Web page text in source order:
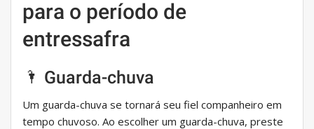
para o período de
entressafra
🌂 Guarda-chuva
Um guarda-chuva se tornará seu fiel companheiro em
tempo chuvoso. Ao escolher um guarda-chuva, preste